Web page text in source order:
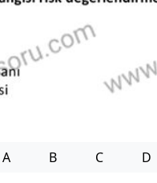
A B C D